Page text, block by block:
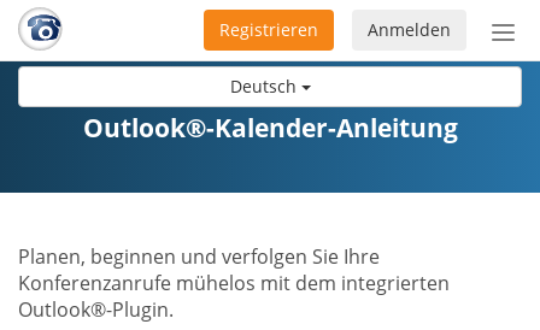
Deutsch
Anmelden
Registrieren
Outlook®-Kalender-Anleitung
Planen, beginnen und verfolgen Sie Ihre
Konferenzanrufe mühelos mit dem integrierten
Outlook®-Plugin.